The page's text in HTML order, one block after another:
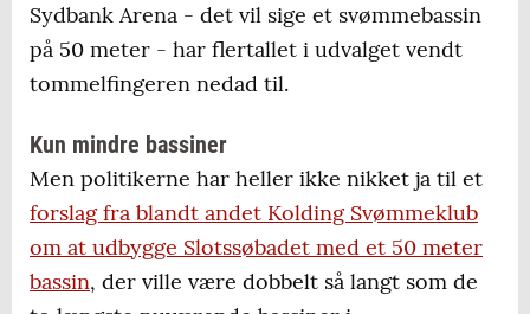
Sydbank Arena - det vil sige et svømmebassin
på 50 meter - har flertallet i udvalget vendt
tommelfingeren nedad til.
Kun mindre bassiner
Men politikerne har heller ikke nikket ja til et
forslag fra blandt andet Kolding Svømmeklub
om at udbygge Slotssøbadet med et 50 meter
bassin, der ville være dobbelt så langt som de